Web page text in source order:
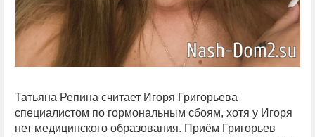
Татьяна Репина считает Игоря Григорьева
специалистом по гормональным сбоям, хотя у Игоря
нет медицинского образования. Приём Григорьев